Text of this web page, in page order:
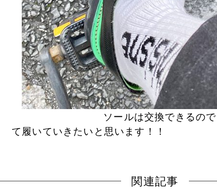
ソールは交換できるの
て履いていきたいと思います！！
関連記事